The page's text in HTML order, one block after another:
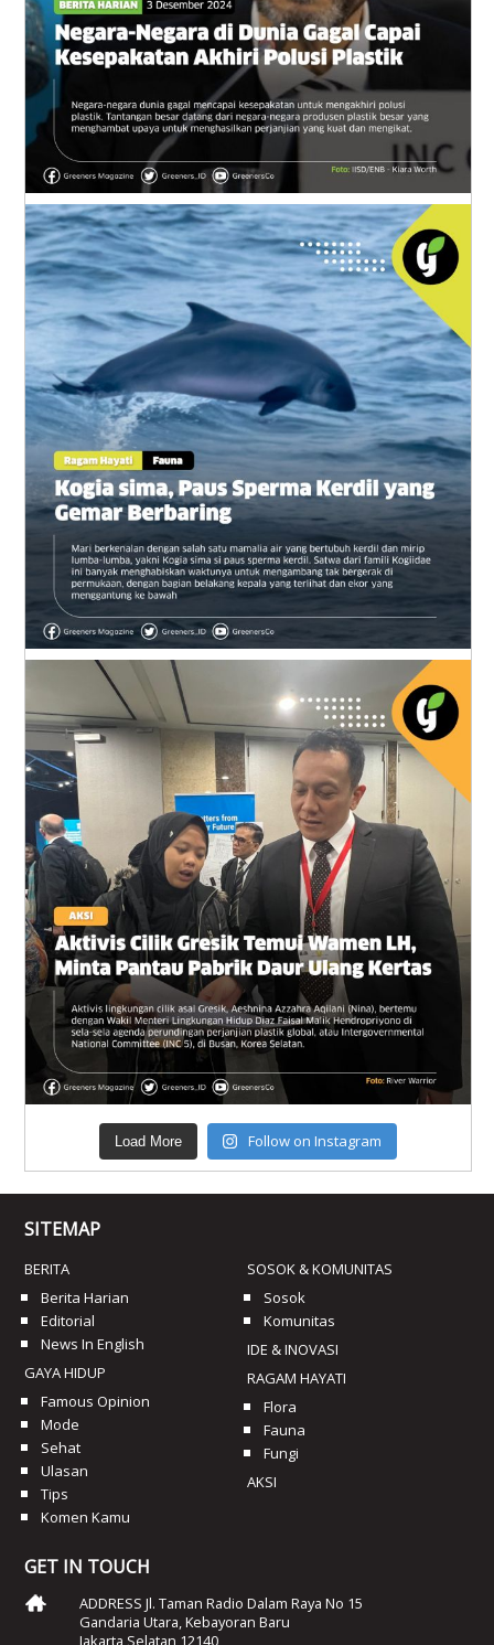
Load More Follow on Instagram
SITEMAP
BERITA
Berita Harian
Editorial
News In English
GAYA HIDUP
Famous Opinion
Mode
Sehat
Ulasan
Tips
Komen Kamu
SOSOK & KOMUNITAS
Sosok
Komunitas
IDE & INOVASI
RAGAM HAYATI
Flora
Fauna
Fungi
AKSI
GET IN TOUCH
ADDRESS Jl. Taman Radio Dalam Raya No 15
Gandaria Utara, Kebayoran Baru
Jakarta Selatan 12140